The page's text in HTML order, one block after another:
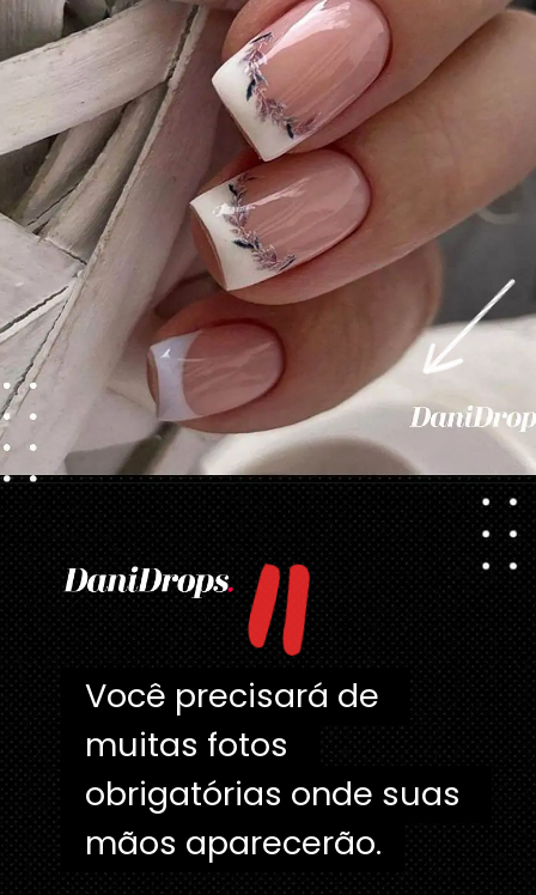
Opening "
Você precisará de
muitas fotos
obrigatórias onde suas
mãos aparecerão.
Você precisará de
muitas fotos
obrigatórias onde suas
mãos aparecerão.